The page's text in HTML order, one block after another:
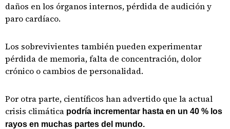
daños en los órganos internos, pérdida de audición y
paro cardíaco.
Los sobrevivientes también pueden experimentar
pérdida de memoria, falta de concentración, dolor
crónico o cambios de personalidad.
Por otra parte, científicos han advertido que la actual
crisis climática podría incrementar hasta en un 40 % los
rayos en muchas partes del mundo.